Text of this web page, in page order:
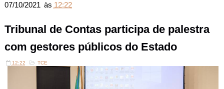
07/10/2021 às 12:22
Tribunal de Contas participa de palestra
com gestores públicos do Estado
12:22 TCE